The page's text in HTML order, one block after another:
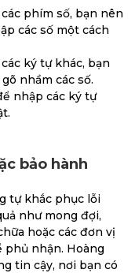
phím số, bạn nên
các số một cách
ký tự khác, bạn
nhầm các số.
nhập các ký tự
bảo hành
tự khắc phục lỗi
như mong đợi,
hoặc các đơn vị
phủ nhận. Hoàng
tin cậy, nơi bạn có